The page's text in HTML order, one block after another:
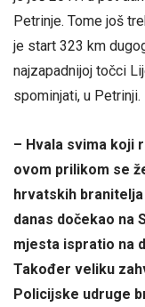
Petrinje. Tome još
je start 323 km
najzapadnijoj točci
spominjati, u Petrinji.
– Hvala svima koji
ovom prilikom se
hrvatskih
danas dočekao na
mjesta ispratio na
Također veliku
Policijske udruge